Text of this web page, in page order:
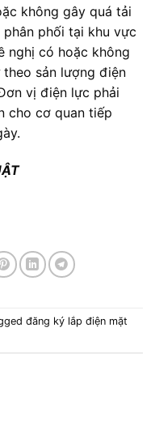
không gây quá tải
phối tại khu vực
nghị có hoặc không
sản lượng điện
vị điện lực phải
cho cơ quan tiếp
đăng ký lắp điện mặt